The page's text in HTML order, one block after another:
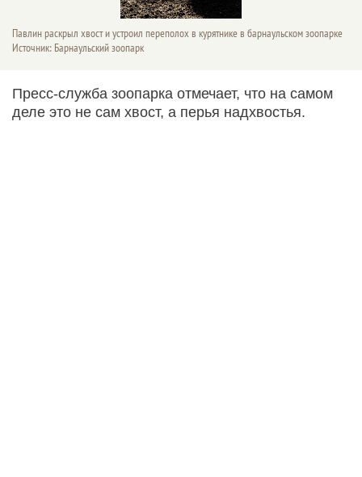
Павлин раскрыл хвост и устроил переполох в курятнике в барнаульском зоопарке
Источник: Барнаульский зоопарк
Пресс-служба зоопарка отмечает, что на самом
деле это не сам хвост, а перья надхвостья.